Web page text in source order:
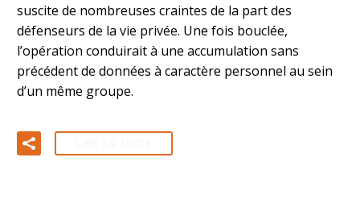
suscite de nombreuses craintes de la part des
défenseurs de la vie privée. Une fois bouclée,
l’opération conduirait à une accumulation sans
précédent de données à caractère personnel au sein
d’un même groupe.